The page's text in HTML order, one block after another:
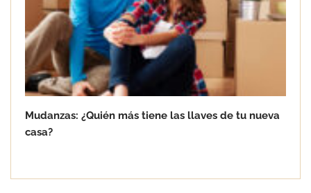
Mudanzas: ¿Quién más tiene las llaves de tu nueva
casa?